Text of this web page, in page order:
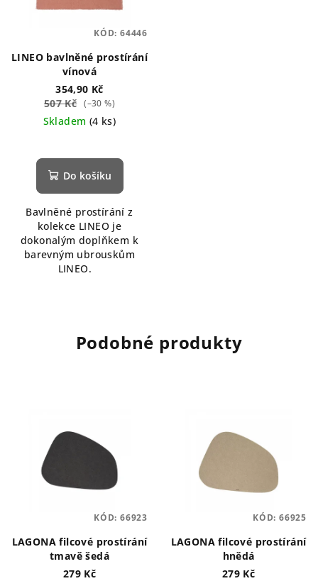
LINEO bavlněné prostírání
vínová
354,90 Kč
507 Kč (–30 %)
Skladem (4 ks)
Do košíku
Bavlněné prostírání z
kolekce LINEO je
dokonalým doplňkem k
barevným ubrouskům
LINEO.
KÓD: 64446
Podobné produkty
LAGONA filcové prostírání
tmavě šedá
279 Kč
KÓD: 66923
LAGONA filcové prostírání
hnědá
279 Kč
KÓD: 66925